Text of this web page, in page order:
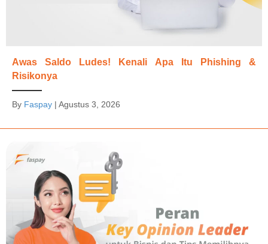
Awas Saldo Ludes! Kenali Apa Itu Phishing &
Risikonya
By Faspay | Agustus 3, 2026